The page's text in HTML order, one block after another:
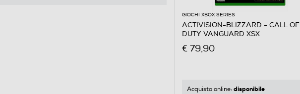
GIOCHI XBOX SERIES
ACTIVISION-BLIZZARD - CALL OF
DUTY VANGUARD XSX
€ 79,90
Acquisto online: disponibile